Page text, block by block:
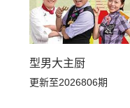
型男大主厨
更新至2026806期